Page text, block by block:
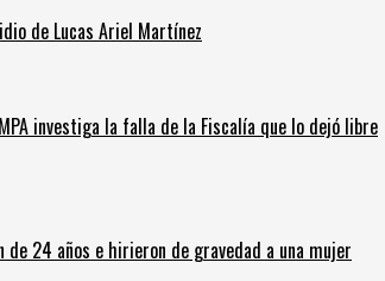
de Lucas Ariel Martínez
investiga la falla de la Fiscalía que lo dejó libre
de 24 años e hirieron de gravedad a una mujer